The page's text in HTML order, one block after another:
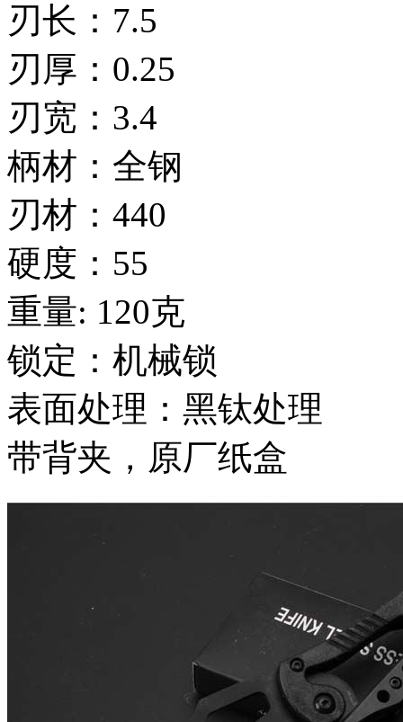
刃长：7.5
刃厚：0.25
刃宽：3.4
柄材：全钢
刃材：440
硬度：55
重量: 120克
锁定：机械锁
表面处理：黑钛处理
带背夹，原厂纸盒